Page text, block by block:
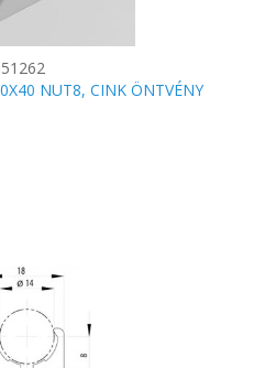
NUT8, CINK ÖNTVÉNY